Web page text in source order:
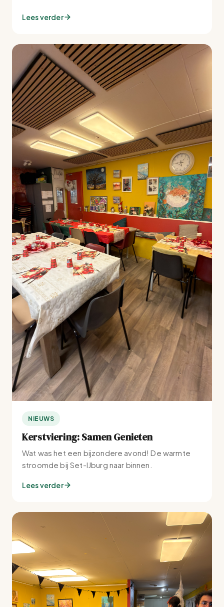
Lees verder
NIEUWS
Kerstviering: Samen Genieten
Wat was het een bijzondere avond! De warmte
stroomde bij Set-IJburg naar binnen.
Lees verder